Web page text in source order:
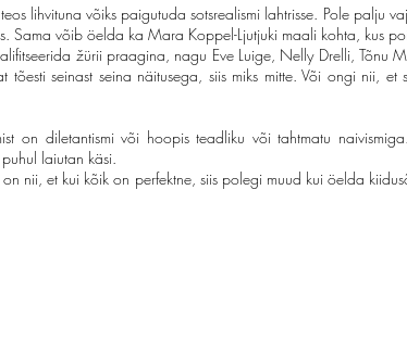
lihvituna võiks paigutuda sotsrealismi lahtrisse. Pole palju
Sama võib öelda ka Mara Koppel-Ljutjuki maali kohta, kus
žürii praagina, nagu Eve Luige, Nelly Drelli, Tõnu
seinast seina näitusega, siis miks mitte. Või ongi nii, et
on diletantismi või hoopis teadliku või tahtmatu
laiutan käsi.
nii, et kui kõik on perfektne, siis polegi muud kui öelda